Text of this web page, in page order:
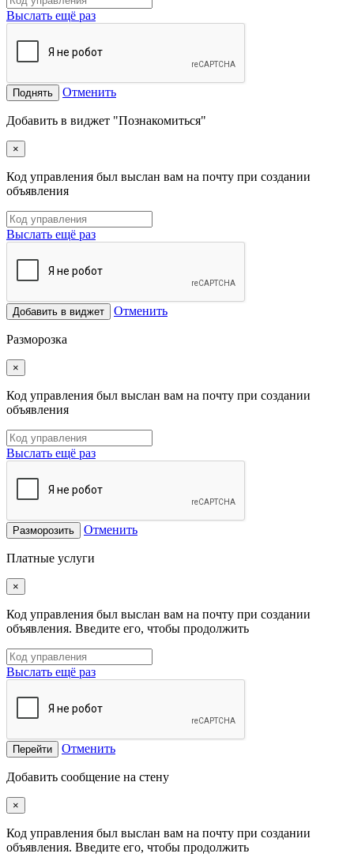
Выслать ещё раз
Поднять Отменить
Добавить в виджет "Познакомиться"
×
Код управления был выслан вам на почту при создании
объявления
Выслать ещё раз
Добавить в виджет Отменить
Разморозка
×
Код управления был выслан вам на почту при создании
объявления
Выслать ещё раз
Разморозить Отменить
Платные услуги
×
Код управления был выслан вам на почту при создании
объявления. Введите его, чтобы продолжить
Выслать ещё раз
Перейти Отменить
Добавить сообщение на стену
×
Код управления был выслан вам на почту при создании
объявления. Введите его, чтобы продолжить